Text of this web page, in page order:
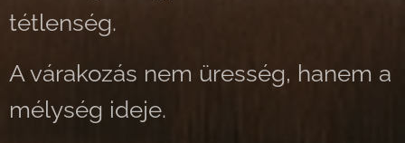
tétlenség.
A várakozás nem üresség, hanem a
mélység ideje.